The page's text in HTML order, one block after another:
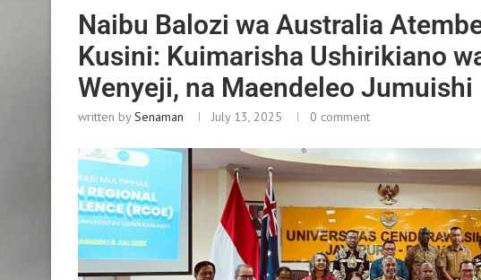
Naibu Balozi wa Australia
Kusini: Kuimarisha Ushirikiano
Wenyeji, na Maendeleo Jumuishi
written bySenaman July 13, 2025 0 comment